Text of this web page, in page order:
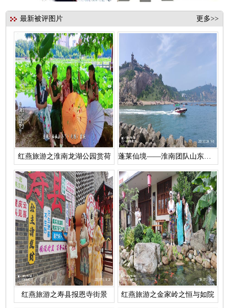
最新被评图片 更多>>
红燕旅游之淮南龙湖公园赏荷 蓬莱仙境——淮南团队山东半岛5日游
红燕旅游之寿县报恩寺街景 红燕旅游之金家岭之恒与如院